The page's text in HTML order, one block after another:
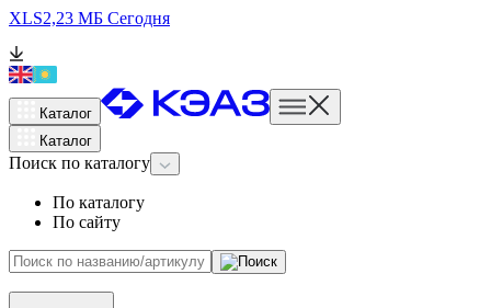
XLS2,23 МБ Сегодня
Каталог
Каталог
Поиск по каталогу
По каталогу
По сайту